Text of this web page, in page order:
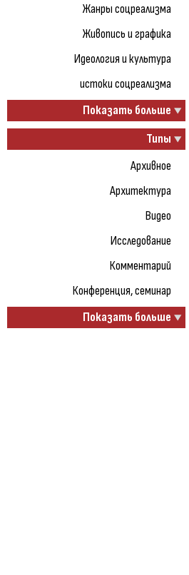
Жанры соцреализма
Живопись и графика
Идеология и культура
истоки соцреализма
Показать больше
Типы
Архивное
Архитектура
Видео
Исследование
Комментарий
Конференция, семинар
Показать больше